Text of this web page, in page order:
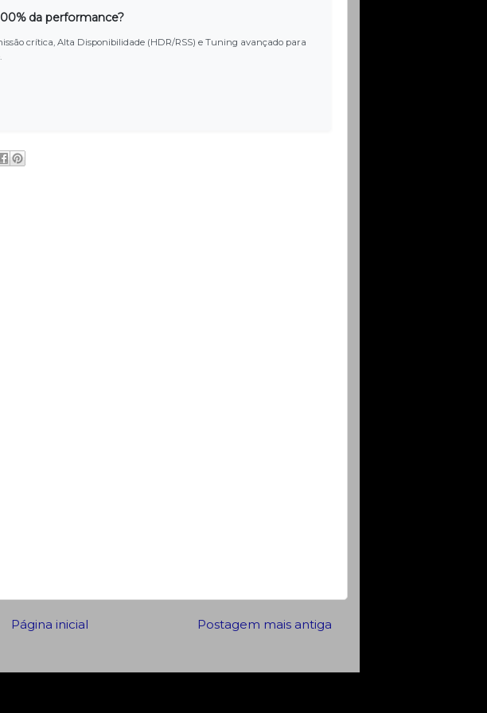
da performance?
crítica, Alta Disponibilidade (HDR/RSS) e Tuning avançado para
Postagem mais antiga
Página inicial